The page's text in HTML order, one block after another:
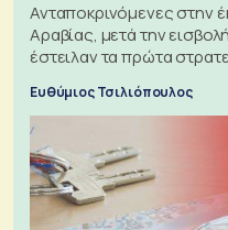
Ανταποκρινόμενες στην
Αραβίας, μετά την
έστειλαν τα πρώτα
πόλεμο της ιστορίας τους
Ευθύμιος Τσιλιόπουλος